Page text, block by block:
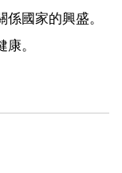
國家的興盛。
。